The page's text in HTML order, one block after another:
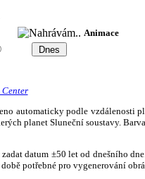
Animace
automaticky podle vzdálenosti
planet Sluneční soustavy.
datum ±50 let od dnešního
potřebné pro vygenerování